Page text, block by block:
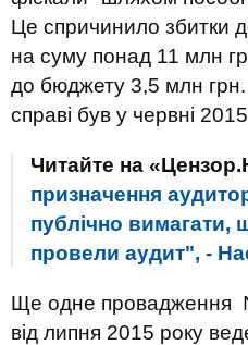
Це спричинило збитки
на суму понад 11 млн
до бюджету 3,5 млн грн.
справі був у червні
Читайте на
призначення
публічно вимагати,
провели аудит", -
Ще одне провадження
від липня 2015 року